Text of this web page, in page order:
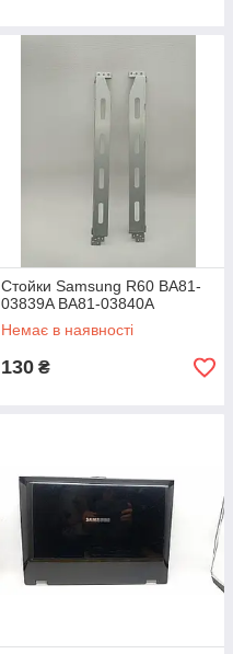
Стойки Samsung R60 BA81-
03839A BA81-03840A
Немає в наявності
130 ₴